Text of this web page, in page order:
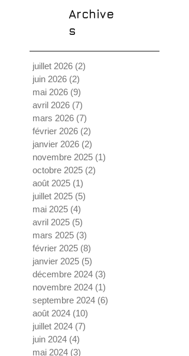
Archive
s
juillet 2026 (2)
juin 2026 (2)
mai 2026 (9)
avril 2026 (7)
mars 2026 (7)
février 2026 (2)
janvier 2026 (2)
novembre 2025 (1)
octobre 2025 (2)
août 2025 (1)
juillet 2025 (5)
mai 2025 (4)
avril 2025 (5)
mars 2025 (3)
février 2025 (8)
janvier 2025 (5)
décembre 2024 (3)
novembre 2024 (1)
septembre 2024 (6)
août 2024 (10)
juillet 2024 (7)
juin 2024 (4)
mai 2024 (3)